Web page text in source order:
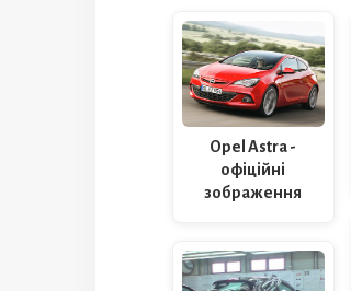
Opel Astra -
офіційні
зображення